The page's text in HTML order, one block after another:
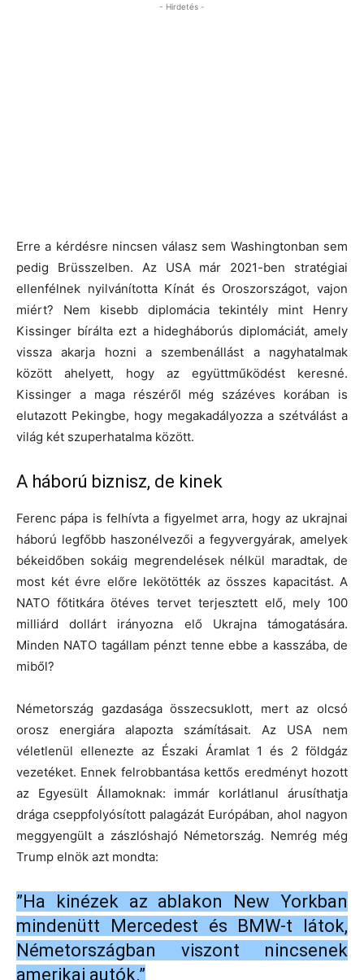
- Hirdetés -
Erre a kérdésre nincsen válasz sem Washingtonban sem
pedig Brüsszelben. Az USA már 2021-ben stratégiai
ellenfélnek nyilvánította Kínát és Oroszországot, vajon
miért? Nem kisebb diplomácia tekintély mint Henry
Kissinger bírálta ezt a hidegháborús diplomáciát, amely
vissza akarja hozni a szembenállást a nagyhatalmak
között ahelyett, hogy az együttműködést keresné.
Kissinger a maga részéről még százéves korában is
elutazott Pekingbe, hogy megakadályozza a szétválást a
világ két szuperhatalma között.
A háború biznisz, de kinek
Ferenc pápa is felhívta a figyelmet arra, hogy az ukrajnai
háború legfőbb haszonélvezői a fegyvergyárak, amelyek
békeidőben sokáig megrendelések nélkül maradtak, de
most két évre előre lekötötték az összes kapacitást. A
NATO főtitkára ötéves tervet terjesztett elő, mely 100
milliárd dollárt irányozna elő Ukrajna támogatására.
Minden NATO tagállam pénzt tenne ebbe a kasszába, de
miből?
Németország gazdasága összecsuklott, mert az olcsó
orosz energiára alapozta számításait. Az USA nem
véletlenül ellenezte az Északi Áramlat 1 és 2 földgáz
vezetéket. Ennek felrobbantása kettős eredményt hozott
az Egyesült Államoknak: immár korlátlanul árusíthatja
drága cseppfolyósított palagázát Európában, ahol nagyon
meggyengült a zászlóshajó Németország. Nemrég még
Trump elnök azt mondta:
”Ha kinézek az ablakon New Yorkban
mindenütt Mercedest és BMW-t látok,
Németországban viszont nincsenek
amerikai autók.”